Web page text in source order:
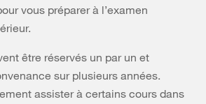
vous préparer à l’examen
être réservés un par un et
sur plusieurs années.
assister à certains cours dans